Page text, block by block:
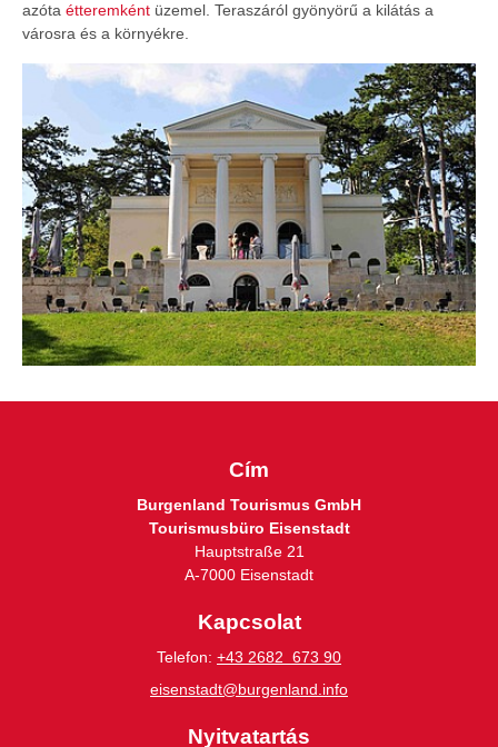
azóta étteremként üzemel. Teraszáról gyönyörű a kilátás a
városra és a környékre.
Cím
Burgenland Tourismus GmbH
Tourismusbüro Eisenstadt
Hauptstraße 21
A-7000 Eisenstadt
Kapcsolat
Telefon: +43 2682 673 90
eisenstadt@burgenland.info
Nyitvatartás